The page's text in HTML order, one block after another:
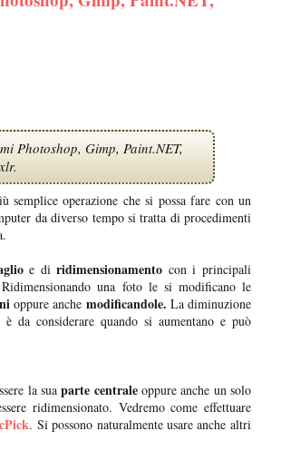
Photoshop, Gimp, Paint.NET,
semplice operazione che si possa fare con un
da diverso tempo si tratta di procedimenti
e diridimensionamento con i principali
una foto le si modificano le
oppure anche modificandole. La diminuzione
da considerare quando si aumentano e può
la suaparte centraleoppure anche un solo
ridimensionato. Vedremo come effettuare
. Si possono naturalmente usare anche altri